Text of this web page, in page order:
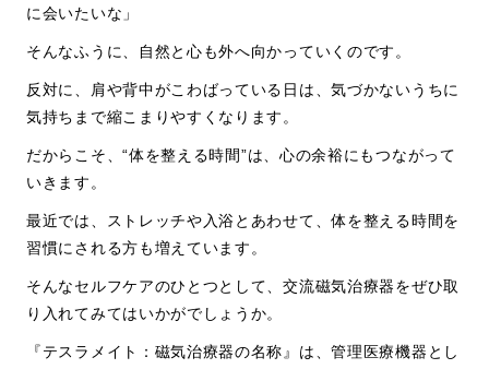
に会いたいな」
そんなふうに、自然と心も外へ向かっていくのです。
反対に、肩や背中がこわばっている日は、気づかないうちに
気持ちまで縮こまりやすくなります。
だからこそ、“体を整える時間”は、心の余裕にもつながって
いきます。
最近では、ストレッチや入浴とあわせて、体を整える時間を
習慣にされる方も増えています。
そんなセルフケアのひとつとして、交流磁気治療器をぜひ取
り入れてみてはいかがでしょうか。
『テスラメイト：磁気治療器の名称』は、管理医療機器とし